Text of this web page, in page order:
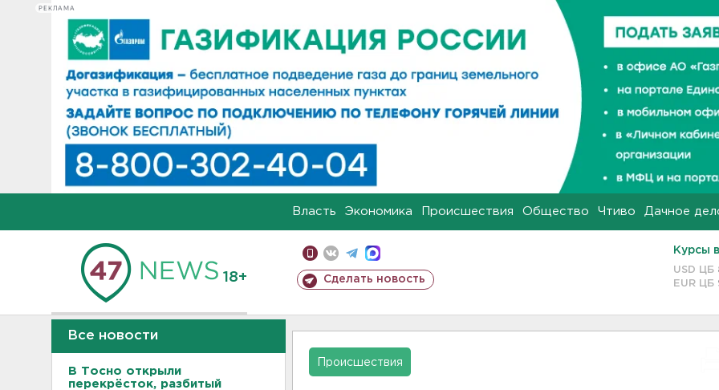
РЕКЛАМА
Власть Экономика Происшествия Общество Чтиво Дачное
18+ Сделать новость
Курсы
USD ЦБ
EUR ЦБ
Все новости
В Тосно открыли
перекрёсток, разбитый
Происшествия